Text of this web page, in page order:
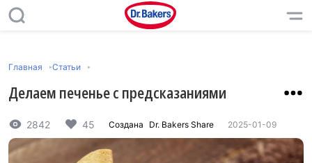
Главная Статьи
Делаем печенье с предсказаниями
2842 45 Создана Dr. Bakers Share 2025-01-09